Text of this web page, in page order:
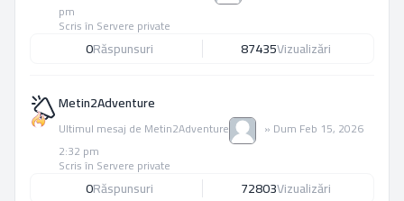
pm
Scris în Servere private
0Răspunsuri 87435Vizualizări
Metin2Adventure
Ultimul mesaj de Metin2Adventure » Dum Feb 15, 2026
2:32 pm
Scris în Servere private
0Răspunsuri 72803Vizualizări